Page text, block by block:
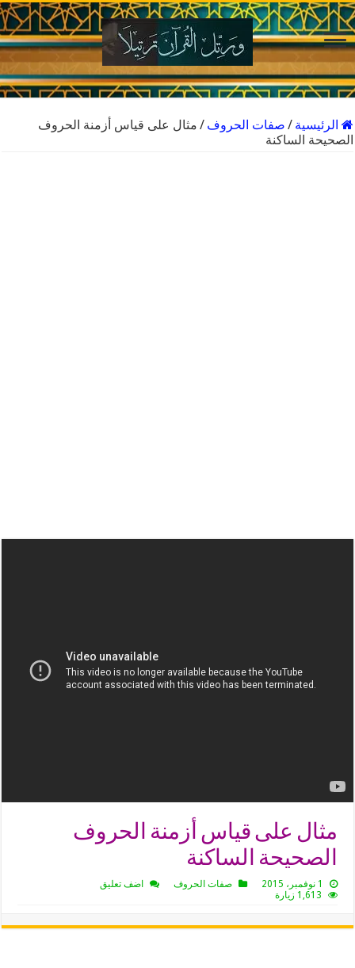
الرئيسية / صفات الحروف / مثال على قياس أزمنة الحروف
الصحيحة الساكنة
مثال على قياس أزمنة الحروف
الصحيحة الساكنة
1 نوفمبر، 2015 صفات الحروف
اضف تعليق
1,613 زيارة